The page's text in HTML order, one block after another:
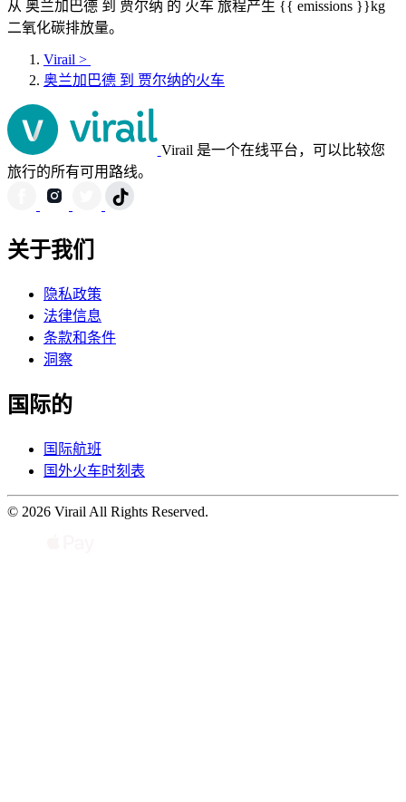
从 奥兰加巴德 到 贾尔纳 的 火车 旅程产生 {{ emissions }}kg
二氧化碳排放量。
Virail >
奥兰加巴德 到 贾尔纳的火车
Virail 是一个在线平台，可以比较您
旅行的所有可用路线。
关于我们
隐私政策
法律信息
条款和条件
洞察
国际的
国际航班
国外火车时刻表
© 2026 Virail All Rights Reserved.